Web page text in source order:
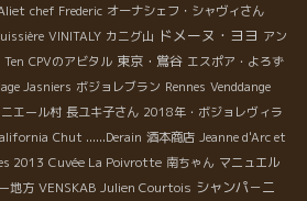
chef Frederic オーナシェフ・シャヴィさん
VINITALY カニグ山 ドメーヌ・ヨヨ アン
Ten CPVのアビタル 東京・鴬谷 エスポア・よろず
Jasniers ボジョレブラン Rennes Venddange
エール村 長ユキ子さん 2018年・ボジョレヴィラ
Chut ......Derain 酒本商店 Jeanne d'Arc et
2013 Cuvée La Poivrotte 南ちゃん マニュエル
地方 VENSKAB Julien Courtois シャンパ－ニ